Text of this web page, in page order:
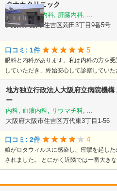
タナカクリニック
内科, 消化器内科, 肝臓内科, ...
大阪府大阪市住吉区苅田3丁目9番5号
口コミ: 1件 5
眼科と内科があります。私は内科の方を
していただき、終始安心して診察してい
地方独立行政法人大阪府立病院機構
ー
内科, 血液内科, リウマチ科, ...
大阪府大阪市住吉区万代東3丁目1-56
口コミ: 2件 4
娘がロタウィルスに感染し、痙攣を起し
されました。 とにかく近隣では一番大き